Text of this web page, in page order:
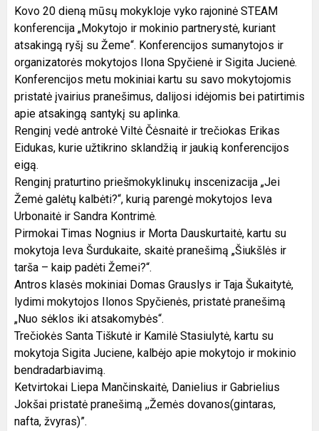
Kovo 20 dieną mūsų mokykloje vyko rajoninė STEAM
konferencija „Mokytojo ir mokinio partnerystė, kuriant
atsakingą ryšį su Žeme“. Konferencijos sumanytojos ir
organizatorės mokytojos Ilona Spyčienė ir Sigita Jucienė.
Konferencijos metu mokiniai kartu su savo mokytojomis
pristatė įvairius pranešimus, dalijosi idėjomis bei patirtimis
apie atsakingą santykį su aplinka.
Renginį vedė antrokė Viltė Čėsnaitė ir trečiokas Erikas
Eidukas, kurie užtikrino sklandžią ir jaukią konferencijos
eigą.
Renginį praturtino priešmokyklinukų inscenizacija „Jei
Žemė galėtų kalbėti?“, kurią parengė mokytojos Ieva
Urbonaitė ir Sandra Kontrimė.
Pirmokai Timas Nognius ir Morta Dauskurtaitė, kartu su
mokytoja Ieva Šurdukaite, skaitė pranešimą „Šiukšlės ir
tarša – kaip padėti Žemei?“.
Antros klasės mokiniai Domas Grauslys ir Taja Šukaitytė,
lydimi mokytojos Ilonos Spyčienės, pristatė pranešimą
„Nuo sėklos iki atsakomybės“.
Trečiokės Santa Tiškutė ir Kamilė Stasiulytė, kartu su
mokytoja Sigita Juciene, kalbėjo apie mokytojo ir mokinio
bendradarbiavimą.
Ketvirtokai Liepa Mančinskaitė, Danielius ir Gabrielius
Jokšai pristatė pranešimą ,,Žemės dovanos(gintaras,
nafta, žvyras)”.